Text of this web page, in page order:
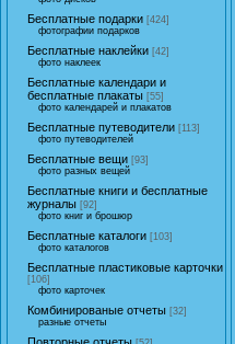
Бесплатные подарки [424]
фотографии подарков
Бесплатные наклейки [42]
фото наклеек
Бесплатные календари и
бесплатные плакаты [55]
фото календарей и плакатов
Бесплатные путеводители [113]
фото путеводителей
Бесплатные вещи [93]
фото разных вещей
Бесплатные книги и бесплатные
журналы [92]
фото книг и брошюр
Бесплатные каталоги [103]
фото каталогов
Бесплатные пластиковые карточки
[106]
фото карточек
Комбинированые отчеты [32]
разные отчеты